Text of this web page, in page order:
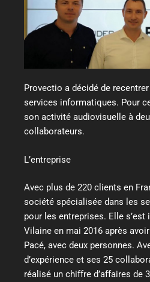
Provectio a décidé de
services informatiques. Pour
son activité audiovisuelle à
collaborateurs.
L’entreprise
Avec plus de 220 clients en
société spécialisée dans les
pour les entreprises. Elle s’est
Vilaine en mai 2016 après
Pacé, avec deux personnes.
d’expérience et ses 25
réalisé un chiffre d’affaires de